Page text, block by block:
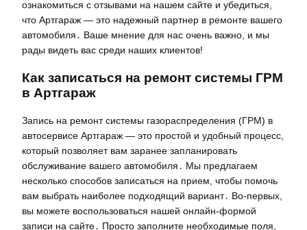
ознакомиться с отзывами на нашем сайте и убедиться,
что Артгараж — это надежный партнер в ремонте вашего
автомобиля․ Ваше мнение для нас очень важно, и мы
рады видеть вас среди наших клиентов!
Как записаться на ремонт системы ГРМ
в Артгараж
Запись на ремонт системы газораспределения (ГРМ) в
автосервисе Артгараж — это простой и удобный процесс,
который позволяет вам заранее запланировать
обслуживание вашего автомобиля․ Мы предлагаем
несколько способов записаться на прием, чтобы помочь
вам выбрать наиболее подходящий вариант․ Во-первых,
вы можете воспользоваться нашей онлайн-формой
записи на сайте․ Просто заполните необходимые поля,